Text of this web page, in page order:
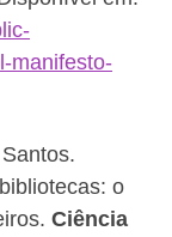
manifesto-
o
Ciência